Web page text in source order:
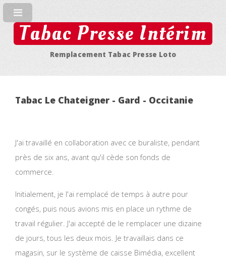
Tabac Presse Intérim
Remplacement Tabac Presse Loto
Tabac Le Chateigner - Gard - Occitanie
J'ai travaillé en collaboration avec ce buraliste, pendant
près de six ans, avant qu'il cède son fonds de
commerce.
Initialement, je l'ai remplacé de temps à autre pour
congés, puis nous avions mis en place un rythme de
travail régulier. J'ai accepté de le remplacer une dizaine
de jours, tous les deux mois. Je travaillais dans ce
magasin, sur le système de caisse Bimédia, excellent